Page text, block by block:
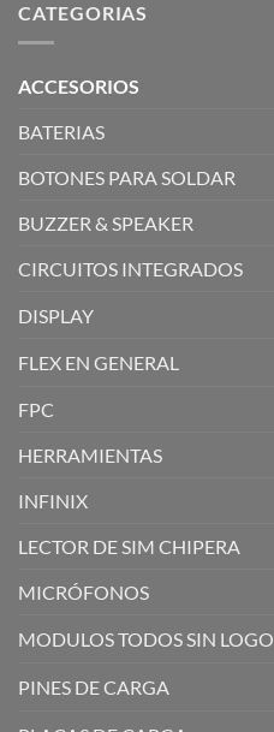
CATEGORIAS
ACCESORIOS
BATERIAS
BOTONES PARA SOLDAR
BUZZER & SPEAKER
CIRCUITOS INTEGRADOS
DISPLAY
FLEX EN GENERAL
FPC
HERRAMIENTAS
INFINIX
LECTOR DE SIM CHIPERA
MICRÓFONOS
MODULOS TODOS SIN LOGO
PINES DE CARGA